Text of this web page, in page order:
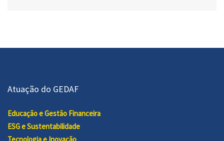
Atuação do GEDAF
Educação e Gestão Financeira
ESG e Sustentabilidade